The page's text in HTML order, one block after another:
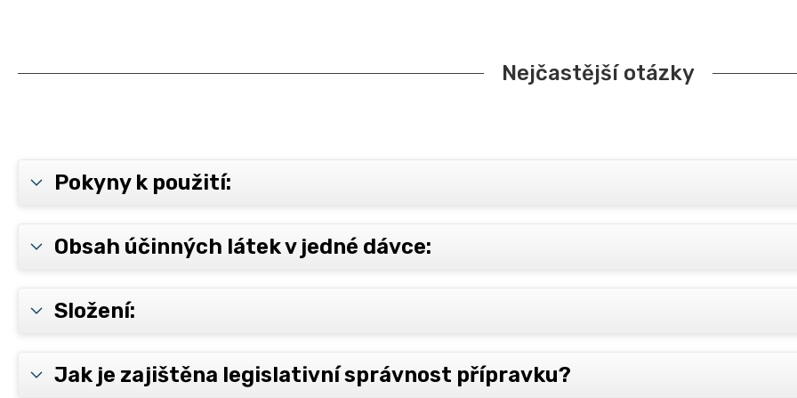
Nejčastější otázky
Pokyny k použití:
Obsah účinných látek v jedné dávce:
Složení:
Jak je zajištěna legislativní správnost přípravku?